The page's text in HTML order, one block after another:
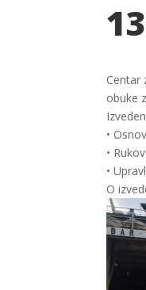
Centar
obuke
•
•
•
O